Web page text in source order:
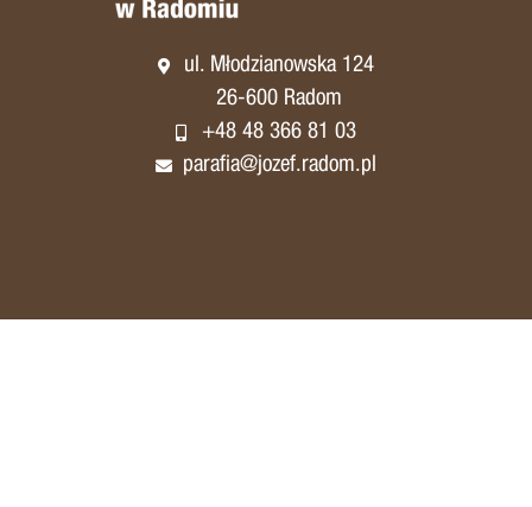
ul. Młodzianowska 124
26-600 Radom
+48 48 366 81 03
parafia@jozef.radom.pl